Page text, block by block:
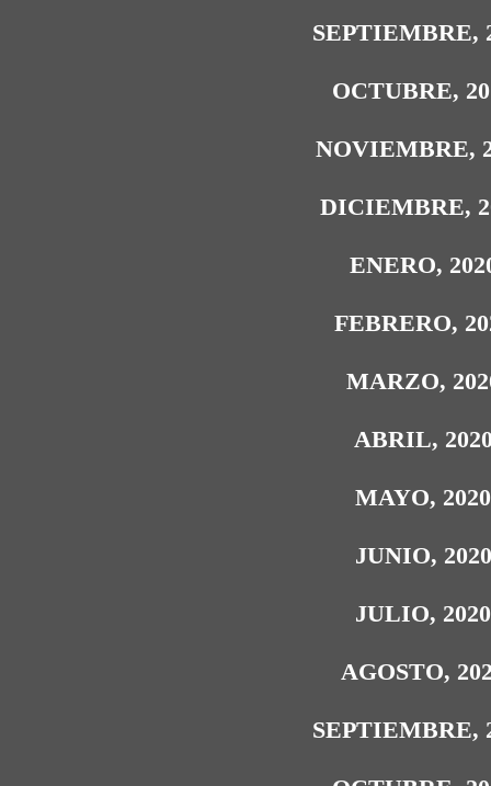
SEPTIEMBRE,
OCTUBRE,
NOVIEMBRE,
DICIEMBRE,
ENERO,
FEBRERO,
MARZO,
ABRIL,
MAYO, 2020
JUNIO, 2020
JULIO, 2020
AGOSTO,
SEPTIEMBRE,